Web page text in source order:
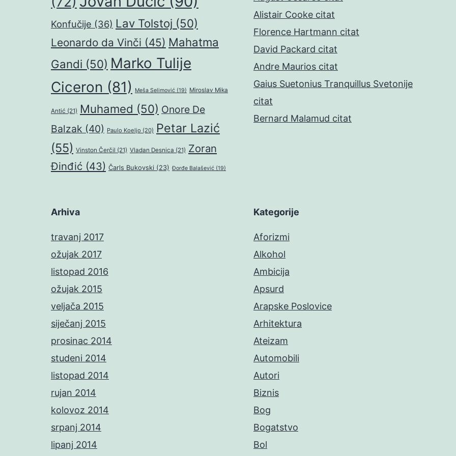
Konfučije (36) Lav Tolstoj (50)
Leonardo da Vinči (45) Mahatma
Gandi (50) Marko Tulije
Ciceron (81) Meša Selimović (19) Miroslav Mika
Antić (21) Muhamed (50) Onore De
Balzak (40) Paulo Koeljo (20) Petar Lazić
(55) Vinston Čerčil (21) Vladan Desnica (21) Zoran
Đinđić (43) Čarls Bukovski (23) Đorđe Balašević (19)
Alistair Cooke citat
Florence Hartmann citat
David Packard citat
Andre Maurios citat
Gaius Suetonius Tranquillus Svetonije
citat
Bernard Malamud citat
Arhiva
travanj 2017
ožujak 2017
listopad 2016
ožujak 2015
veljača 2015
siječanj 2015
prosinac 2014
studeni 2014
listopad 2014
rujan 2014
kolovoz 2014
srpanj 2014
lipanj 2014
Kategorije
Aforizmi
Alkohol
Ambicija
Apsurd
Arapske Poslovice
Arhitektura
Ateizam
Automobili
Autori
Biznis
Bog
Bogatstvo
Bol